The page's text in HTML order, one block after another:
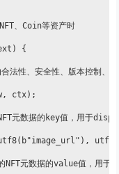
、Coin等资产时
{
法性、安全性、版本控制、
ctx);
元数据的key值，用于
NFT元数据的value值，用